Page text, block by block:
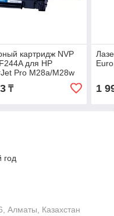
картридж NVP
для HP
Pro M28a/M28w
₸ 1
год
Алматы, Казахстан